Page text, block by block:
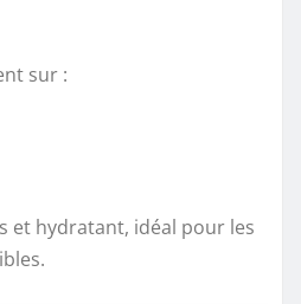
sur :
et hydratant, idéal pour les